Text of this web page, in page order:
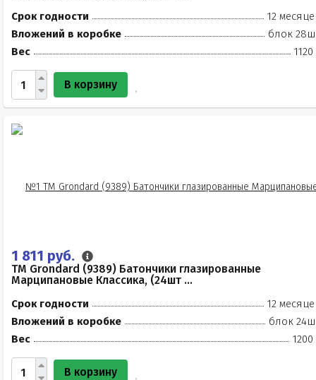
Срок годности
12
Вложений в коробке
блок
Вес
1120
В корзину
1 811 руб.
TM Grondard (9389) Батончики глазированные
Марципановые Классика, (24шт ...
Срок годности
12
Вложений в коробке
блок
Вес
1200
В корзину